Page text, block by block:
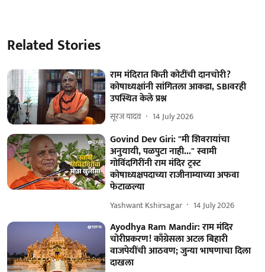
Related Stories
राम मंदिरात किती कोटींची दानचोरी?
कोषाध्यक्षांनी सांगितला आकडा, SBIवरही
उपस्थित केले प्रश्न
सूरज यादव 14 July 2026
Govind Dev Giri: "मी शिवरायांचा
अनुयायी, पळपुटा नाही..." स्वामी
गोविंदगिरींनी राम मंदिर ट्रस्ट
कोषाध्यक्षपदाच्या राजीनाम्याच्या अफवा
फेटाळल्या
Yashwant Kshirsagar 14 July 2026
Ayodhya Ram Mandir: राम मंदिर
चोरीप्रकरण! काँग्रेसला अटल बिहारी
वाजपेयींची आठवण; जुन्या भाषणाचा दिला
दाखला